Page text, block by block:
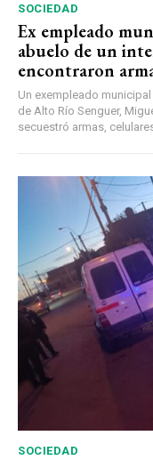
SOCIEDAD
Ex empleado
abuelo de un
encontraron
Un exempleado
de Alto Río Senguer,
secuestró armas,
SOCIEDAD